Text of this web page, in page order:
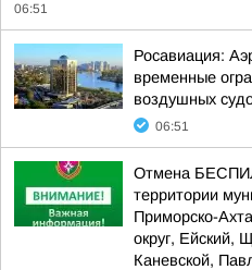
06:51
Росавиация:
временные
воздушных
06:51
Отмена
территории
Приморско-
округ, Ейский,
Каневской,